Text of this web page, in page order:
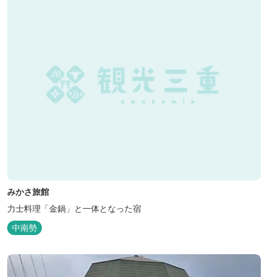
みかさ旅館
力士料理「金鍋」と一体となった宿
中南勢